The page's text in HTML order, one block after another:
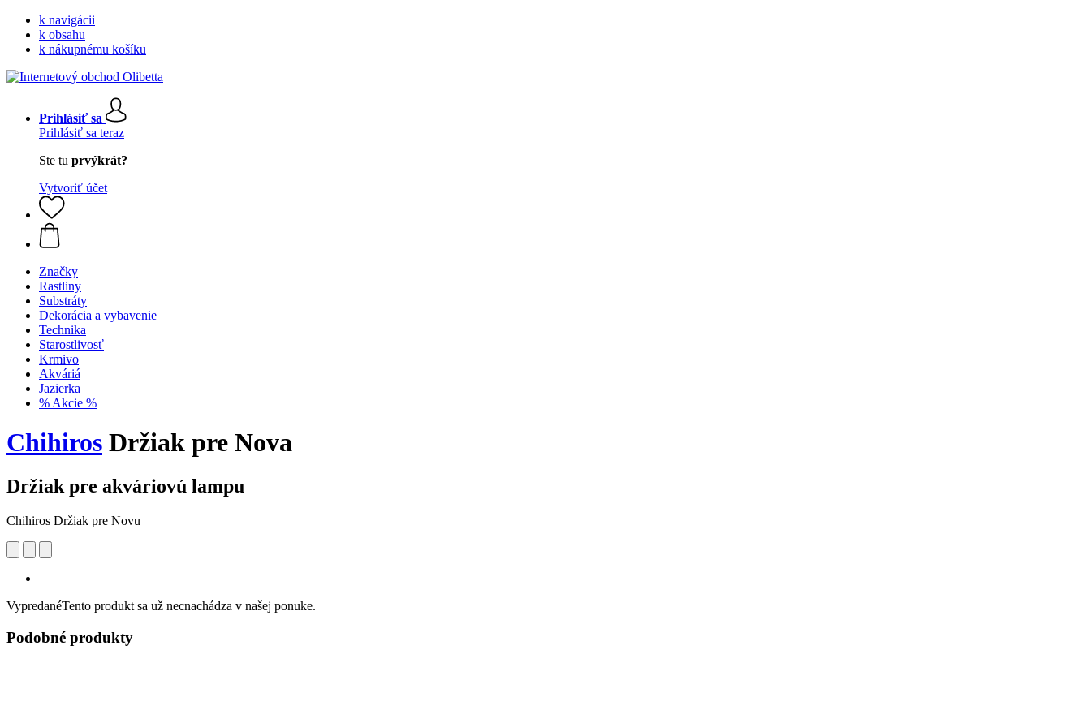
k navigácii
k obsahu
k nákupnému košíku
Prihlásiť sa
Prihlásiť sa teraz
Ste tu prvýkrát?
Vytvoriť účet
Značky
Rastliny
Substráty
Dekorácia a vybavenie
Technika
Starostlivosť
Krmivo
Akváriá
Jazierka
% Akcie %
Chihiros Držiak pre Nova
Držiak pre akváriovú lampu
Chihiros Držiak pre Novu
VypredanéTento produkt sa už necnachádza v našej ponuke.
Podobné produkty